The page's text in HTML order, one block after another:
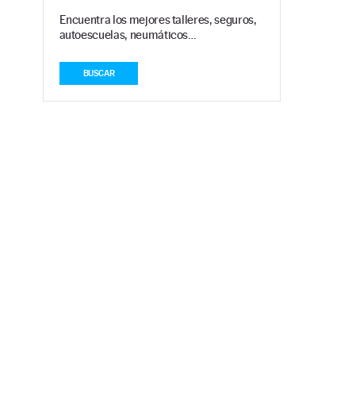
Encuentra los mejores talleres, seguros,
autoescuelas, neumáticos…
BUSCAR